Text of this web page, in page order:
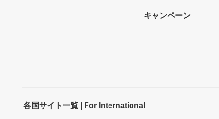
キャンペーン
各国サイト一覧 | For International